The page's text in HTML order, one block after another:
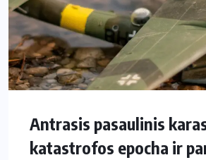
Antrasis pasaulinis
katastrofos epocha ir